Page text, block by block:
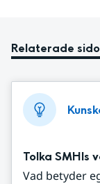
Relaterade
Tolka SMHIs
Vad betyder